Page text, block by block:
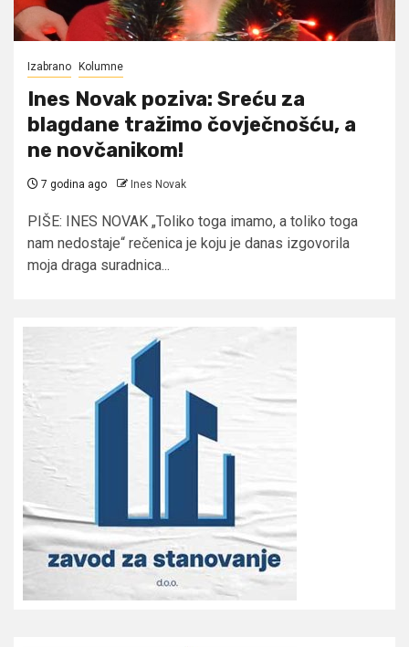
Izabrano Kolumne
Ines Novak poziva: Sreću za
blagdane tražimo čovječnošću, a
ne novčanikom!
7 godina ago Ines Novak
PIŠE: INES NOVAK „Toliko toga imamo, a toliko toga
nam nedostaje“ rečenica je koju je danas izgovorila
moja draga suradnica...